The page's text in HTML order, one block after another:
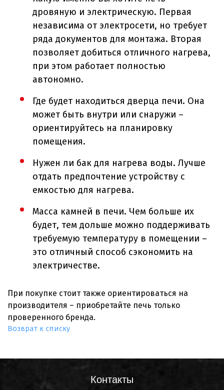
дровяную и электрическую. Первая
независима от электросети, но требует
ряда документов для монтажа. Вторая
позволяет добиться отличного нагрева,
при этом работает полностью
автономно.
Где будет находиться дверца печи. Она
может быть внутри или снаружи –
ориентируйтесь на планировку
помещения.
Нужен ли бак для нагрева воды. Лучше
отдать предпочтение устройству с
емкостью для нагрева.
Масса камней в печи. Чем больше их
будет, тем дольше можно поддерживать
требуемую температуру в помещении –
это отличный способ сэкономить на
электричестве.
При покупке стоит также ориентироваться на
производителя – приобретайте печь только
проверенного бренда.
Возврат к списку
Контакты